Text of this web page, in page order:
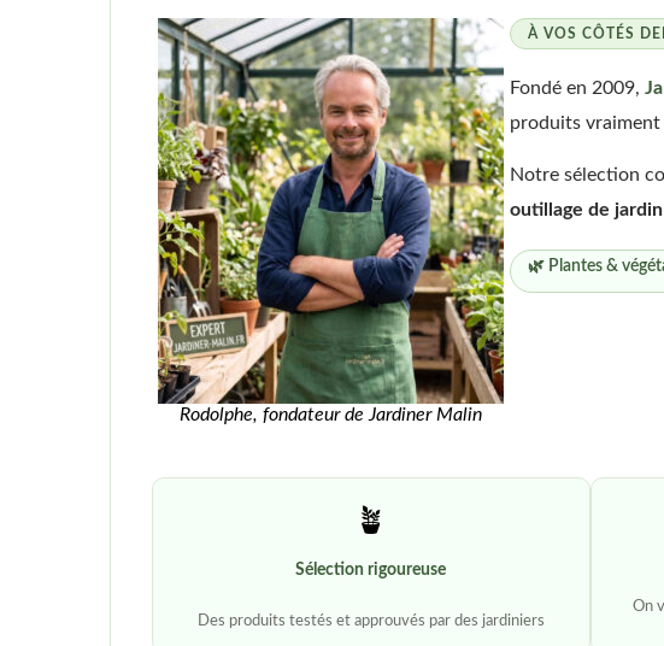
Rodolphe, fondateur de Jardiner Malin
À VOS CÔTÉS
Fondé en 2009,
produits vraiment
Notre sélection
outillage de jardin
🌿 Plantes &
🪴
Sélection rigoureuse
Des produits testés et approuvés par des jardiniers
On